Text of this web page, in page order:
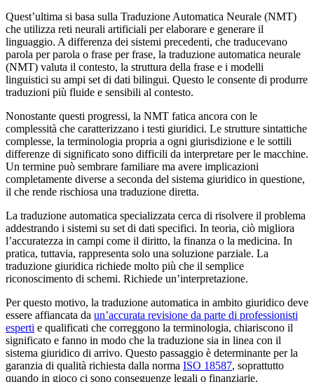
Quest’ultima si basa sulla Traduzione Automatica Neurale (NMT)
che utilizza reti neurali artificiali per elaborare e generare il
linguaggio. A differenza dei sistemi precedenti, che traducevano
parola per parola o frase per frase, la traduzione automatica neurale
(NMT) valuta il contesto, la struttura della frase e i modelli
linguistici su ampi set di dati bilingui. Questo le consente di produrre
traduzioni più fluide e sensibili al contesto.
Nonostante questi progressi, la NMT fatica ancora con le
complessità che caratterizzano i testi giuridici. Le strutture sintattiche
complesse, la terminologia propria a ogni giurisdizione e le sottili
differenze di significato sono difficili da interpretare per le macchine.
Un termine può sembrare familiare ma avere implicazioni
completamente diverse a seconda del sistema giuridico in questione,
il che rende rischiosa una traduzione diretta.
La traduzione automatica specializzata cerca di risolvere il problema
addestrando i sistemi su set di dati specifici. In teoria, ciò migliora
l’accuratezza in campi come il diritto, la finanza o la medicina. In
pratica, tuttavia, rappresenta solo una soluzione parziale. La
traduzione giuridica richiede molto più che il semplice
riconoscimento di schemi. Richiede un’interpretazione.
Per questo motivo, la traduzione automatica in ambito giuridico deve
essere affiancata da un’accurata revisione da parte di professionisti
esperti e qualificati che correggono la terminologia, chiariscono il
significato e fanno in modo che la traduzione sia in linea con il
sistema giuridico di arrivo. Questo passaggio è determinante per la
garanzia di qualità richiesta dalla norma ISO 18587, soprattutto
quando in gioco ci sono conseguenze legali o finanziarie.